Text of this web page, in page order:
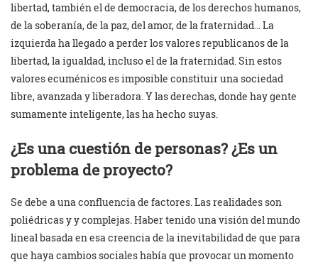
libertad, también el de democracia, de los derechos humanos,
de la soberanía, de la paz, del amor, de la fraternidad… La
izquierda ha llegado a perder los valores republicanos de la
libertad, la igualdad, incluso el de la fraternidad. Sin estos
valores ecuménicos es imposible constituir una sociedad
libre, avanzada y liberadora. Y las derechas, donde hay gente
sumamente inteligente, las ha hecho suyas.
¿Es una cuestión de personas? ¿Es un
problema de proyecto?
Se debe a una confluencia de factores. Las realidades son
poliédricas y y complejas. Haber tenido una visión del mundo
lineal basada en esa creencia de la inevitabilidad de que para
que haya cambios sociales había que provocar un momento